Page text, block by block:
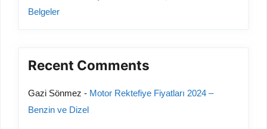
Belgeler
Recent Comments
Gazi Sönmez - Motor Rektefiye Fiyatları 2024 –
Benzin ve Dizel